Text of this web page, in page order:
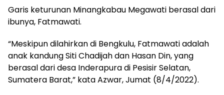
Garis keturunan Minangkabau Megawati berasal dari
ibunya, Fatmawati.
“Meskipun dilahirkan di Bengkulu, Fatmawati adalah
anak kandung Siti Chadijah dan Hasan Din, yang
berasal dari desa Inderapura di Pesisir Selatan,
Sumatera Barat,” kata Azwar, Jumat (8/4/2022).